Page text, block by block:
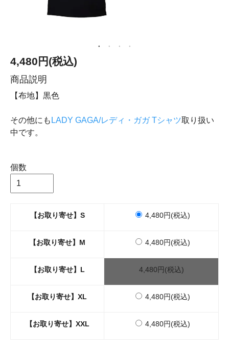
4,480円(税込)
商品説明
【布地】黒色
その他にも LADY GAGA/レディ・ガガ Tシャツ取り扱い
中です。
個数
【お取り寄せ】S
【お取り寄せ】M
【お取り寄せ】L
【お取り寄せ】XL
【お取り寄せ】XXL
4,480円(税込)
4,480円(税込)
4,480円(税込)
4,480円(税込)
4,480円(税込)